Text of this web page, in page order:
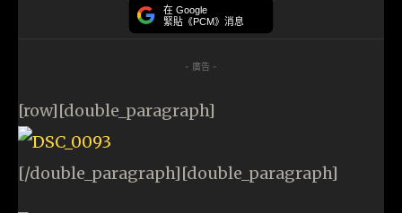
在 Google
緊貼《PCM》消息
- 廣告 -
[row][double_paragraph]
[/double_paragraph][double_paragraph]